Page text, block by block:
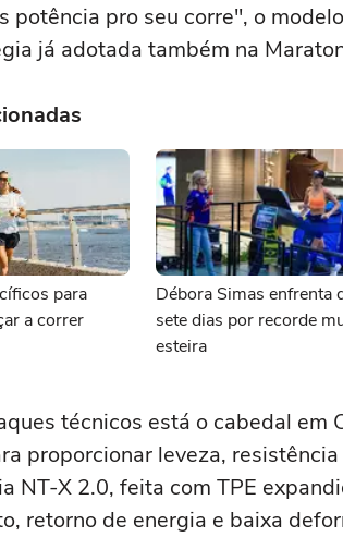
potência pro seu corre", o
já adotada também na
para
a correr
Débora Simas enfrenta
sete dias por recorde
esteira
técnicos está o cabedal em
proporcionar leveza,
NT-X 2.0, feita com TPE
retorno de energia e baixa